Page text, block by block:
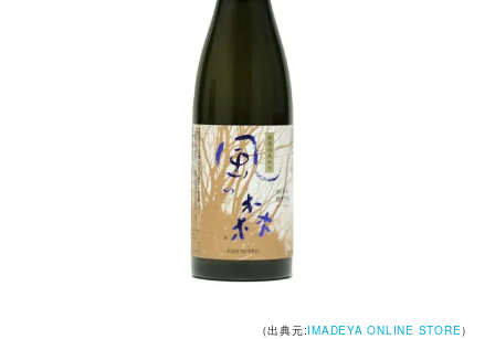
（出典元:IMADEYA ONLINE STORE）